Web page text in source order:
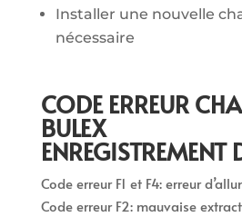
Installer une nouvelle
nécessaire
CODE ERREUR
BULEX
ENREGISTREMENT
Code erreur F1 et F4: erreur
Code erreur F2: mauvaise